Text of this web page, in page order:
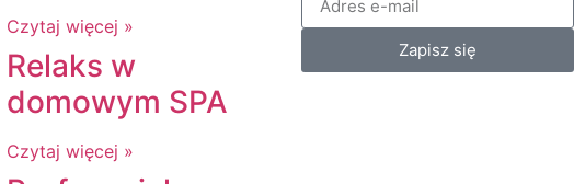
Czytaj więcej »
Relaks w
domowym SPA
Czytaj więcej »
Zapisz się